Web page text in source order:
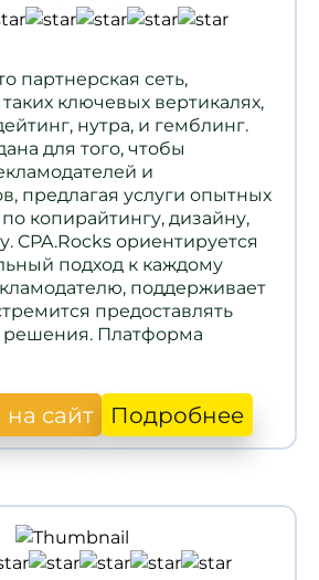
партнерская сеть,
ключевых вертикалях,
нутра, и гемблинг.
для того, чтобы
и
предлагая услуги опытных
копирайтингу, дизайну,
CPA.Rocks ориентируется
подход к каждому
поддерживает
предоставлять
решения. Платформа
сайт Подробнее